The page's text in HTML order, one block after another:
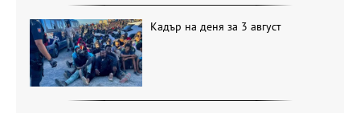
Кадър на деня за 3 август